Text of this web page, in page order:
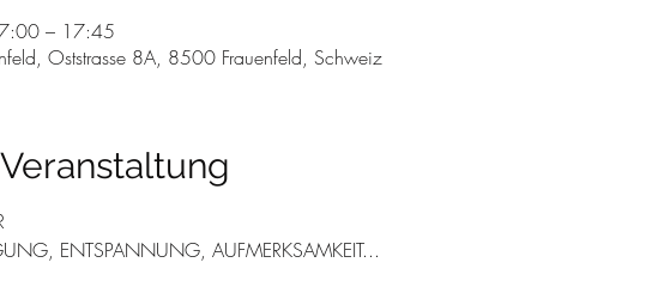
– 17:45
Oststrasse 8A, 8500 Frauenfeld, Schweiz
ENTSPANNUNG, AUFMERKSAMKEIT...